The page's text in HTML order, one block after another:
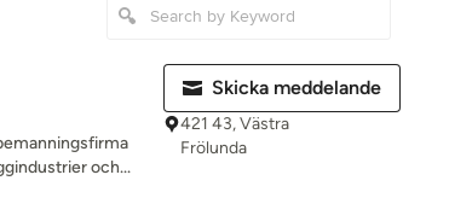
och...
Skicka meddelande
421 43, Västra
Frölunda